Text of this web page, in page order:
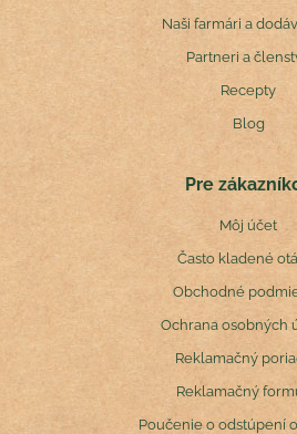
Naši farmári a
Partneri a
Recepty
Blog
Pre
Môj účet
Často kladené
Obchodné
Ochrana osobných
Reklamačný
Reklamačný
Poučenie o odstúpení